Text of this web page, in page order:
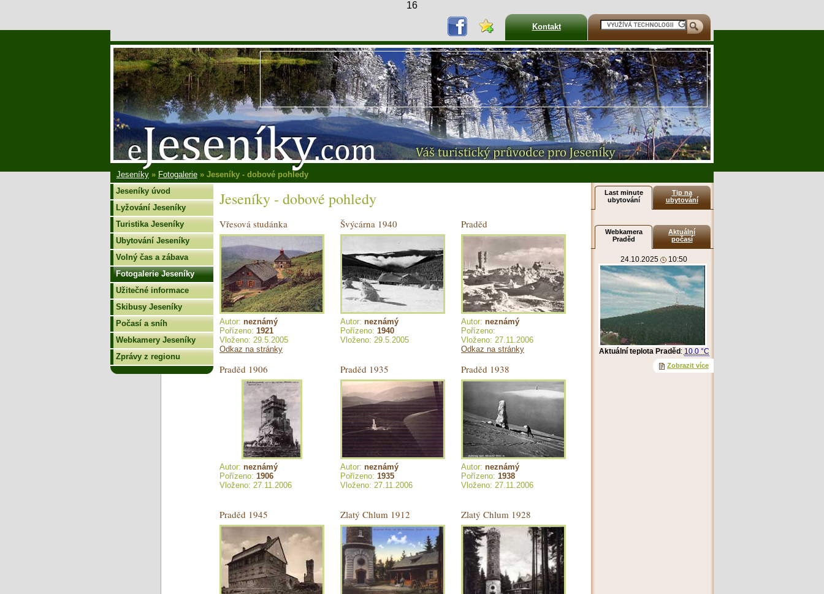
16
Kontakt
Jeseníky» Fotogalerie» Jeseníky - dobové pohledy
Jeseníky - dobové pohledy
Vřesová studánka
Autor: neznámý
Pořízeno: 1921
Vloženo: 29.5.2005
Odkaz na stránky
Švýcárna 1940
Autor: neznámý
Pořízeno: 1940
Vloženo: 29.5.2005
Praděd
Autor: neznámý
Pořízeno:
Vloženo: 27.11.2006
Odkaz na stránky
Praděd 1906
Autor: neznámý
Pořízeno: 1906
Vloženo: 27.11.2006
Praděd 1935
Autor: neznámý
Pořízeno: 1935
Vloženo: 27.11.2006
Praděd 1938
Autor: neznámý
Pořízeno: 1938
Vloženo: 27.11.2006
Praděd 1945 Zlatý Chlum 1912 Zlatý Chlum 1928
Last minute
ubytování
Tip na
ubytování
Webkamera
Praděd
Aktuální
počasí
24.10.2025 10:50
Aktuální teplota Praděd : 10.0 °C
Zobrazit více
Jeseníky úvod
Lyžování Jeseníky
Turistika Jeseníky
Ubytování Jeseníky
Volný čas a zábava
Fotogalerie Jeseníky
Užitečné informace
Skibusy Jeseníky
Počasí a sníh
Webkamery Jeseníky
Zprávy z regionu